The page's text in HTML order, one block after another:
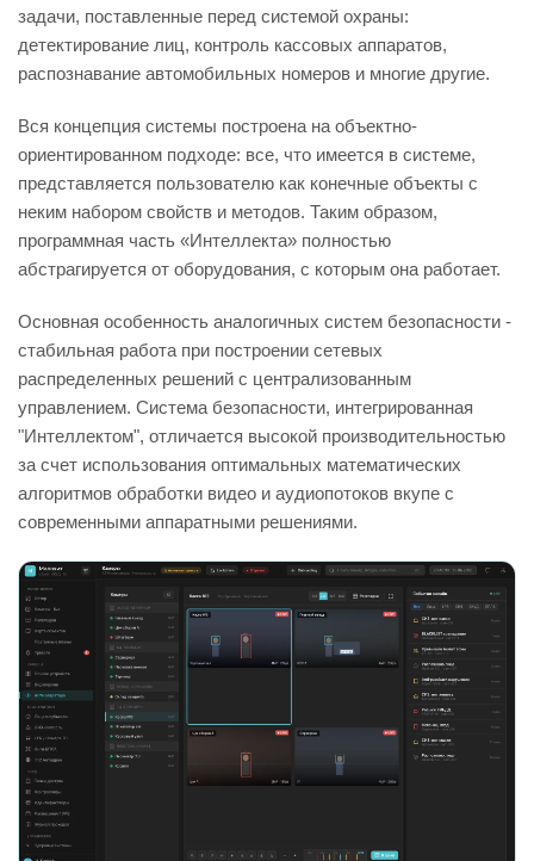
задачи, поставленные перед системой охраны:
детектирование лиц, контроль кассовых аппаратов,
распознавание автомобильных номеров и многие другие.
Вся концепция системы построена на объектно-
ориентированном подходе: все, что имеется в системе,
представляется пользователю как конечные объекты с
неким набором свойств и методов. Таким образом,
программная часть «Интеллекта» полностью
абстрагируется от оборудования, с которым она работает.
Основная особенность аналогичных систем безопасности -
стабильная работа при построении сетевых
распределенных решений с централизованным
управлением. Система безопасности, интегрированная
"Интеллектом", отличается высокой производительностью
за счет использования оптимальных математических
алгоритмов обработки видео и аудиопотоков вкупе с
современными аппаратными решениями.